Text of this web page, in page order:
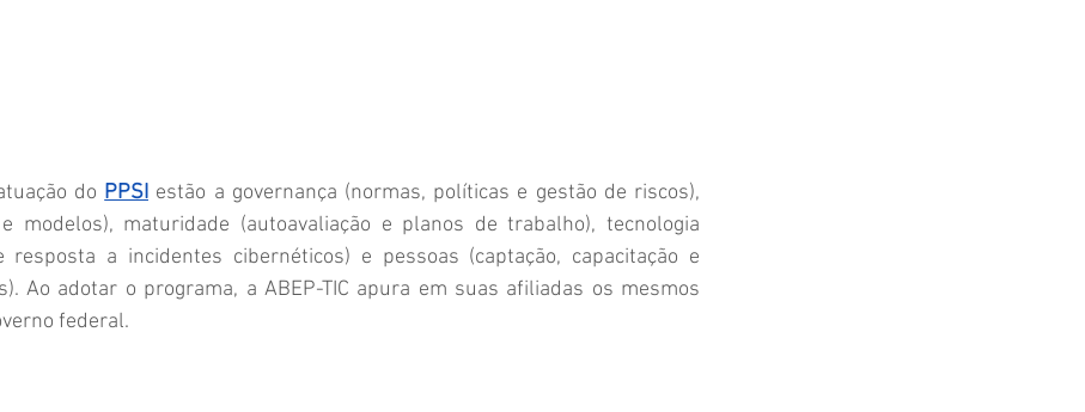
do PPSI estão a governança (normas, políticas e gestão de riscos),
modelos), maturidade (autoavaliação e planos de trabalho), tecnologia
resposta a incidentes cibernéticos) e pessoas (captação, capacitação e
Ao adotar o programa, a ABEP-TIC apura em suas afiliadas os mesmos
federal.